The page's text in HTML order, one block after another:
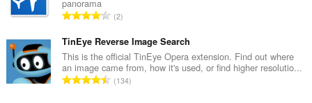
s
z
á
m
a
é
k
e
l
é
s
s
r
t
é
k
panorama
Ö
s
z
e
s
2
TinEye Reverse Image Search
This is the official TinEye Opera extension. Find out where
an image came from, how it's used, or find higher resolutio...
Ö134